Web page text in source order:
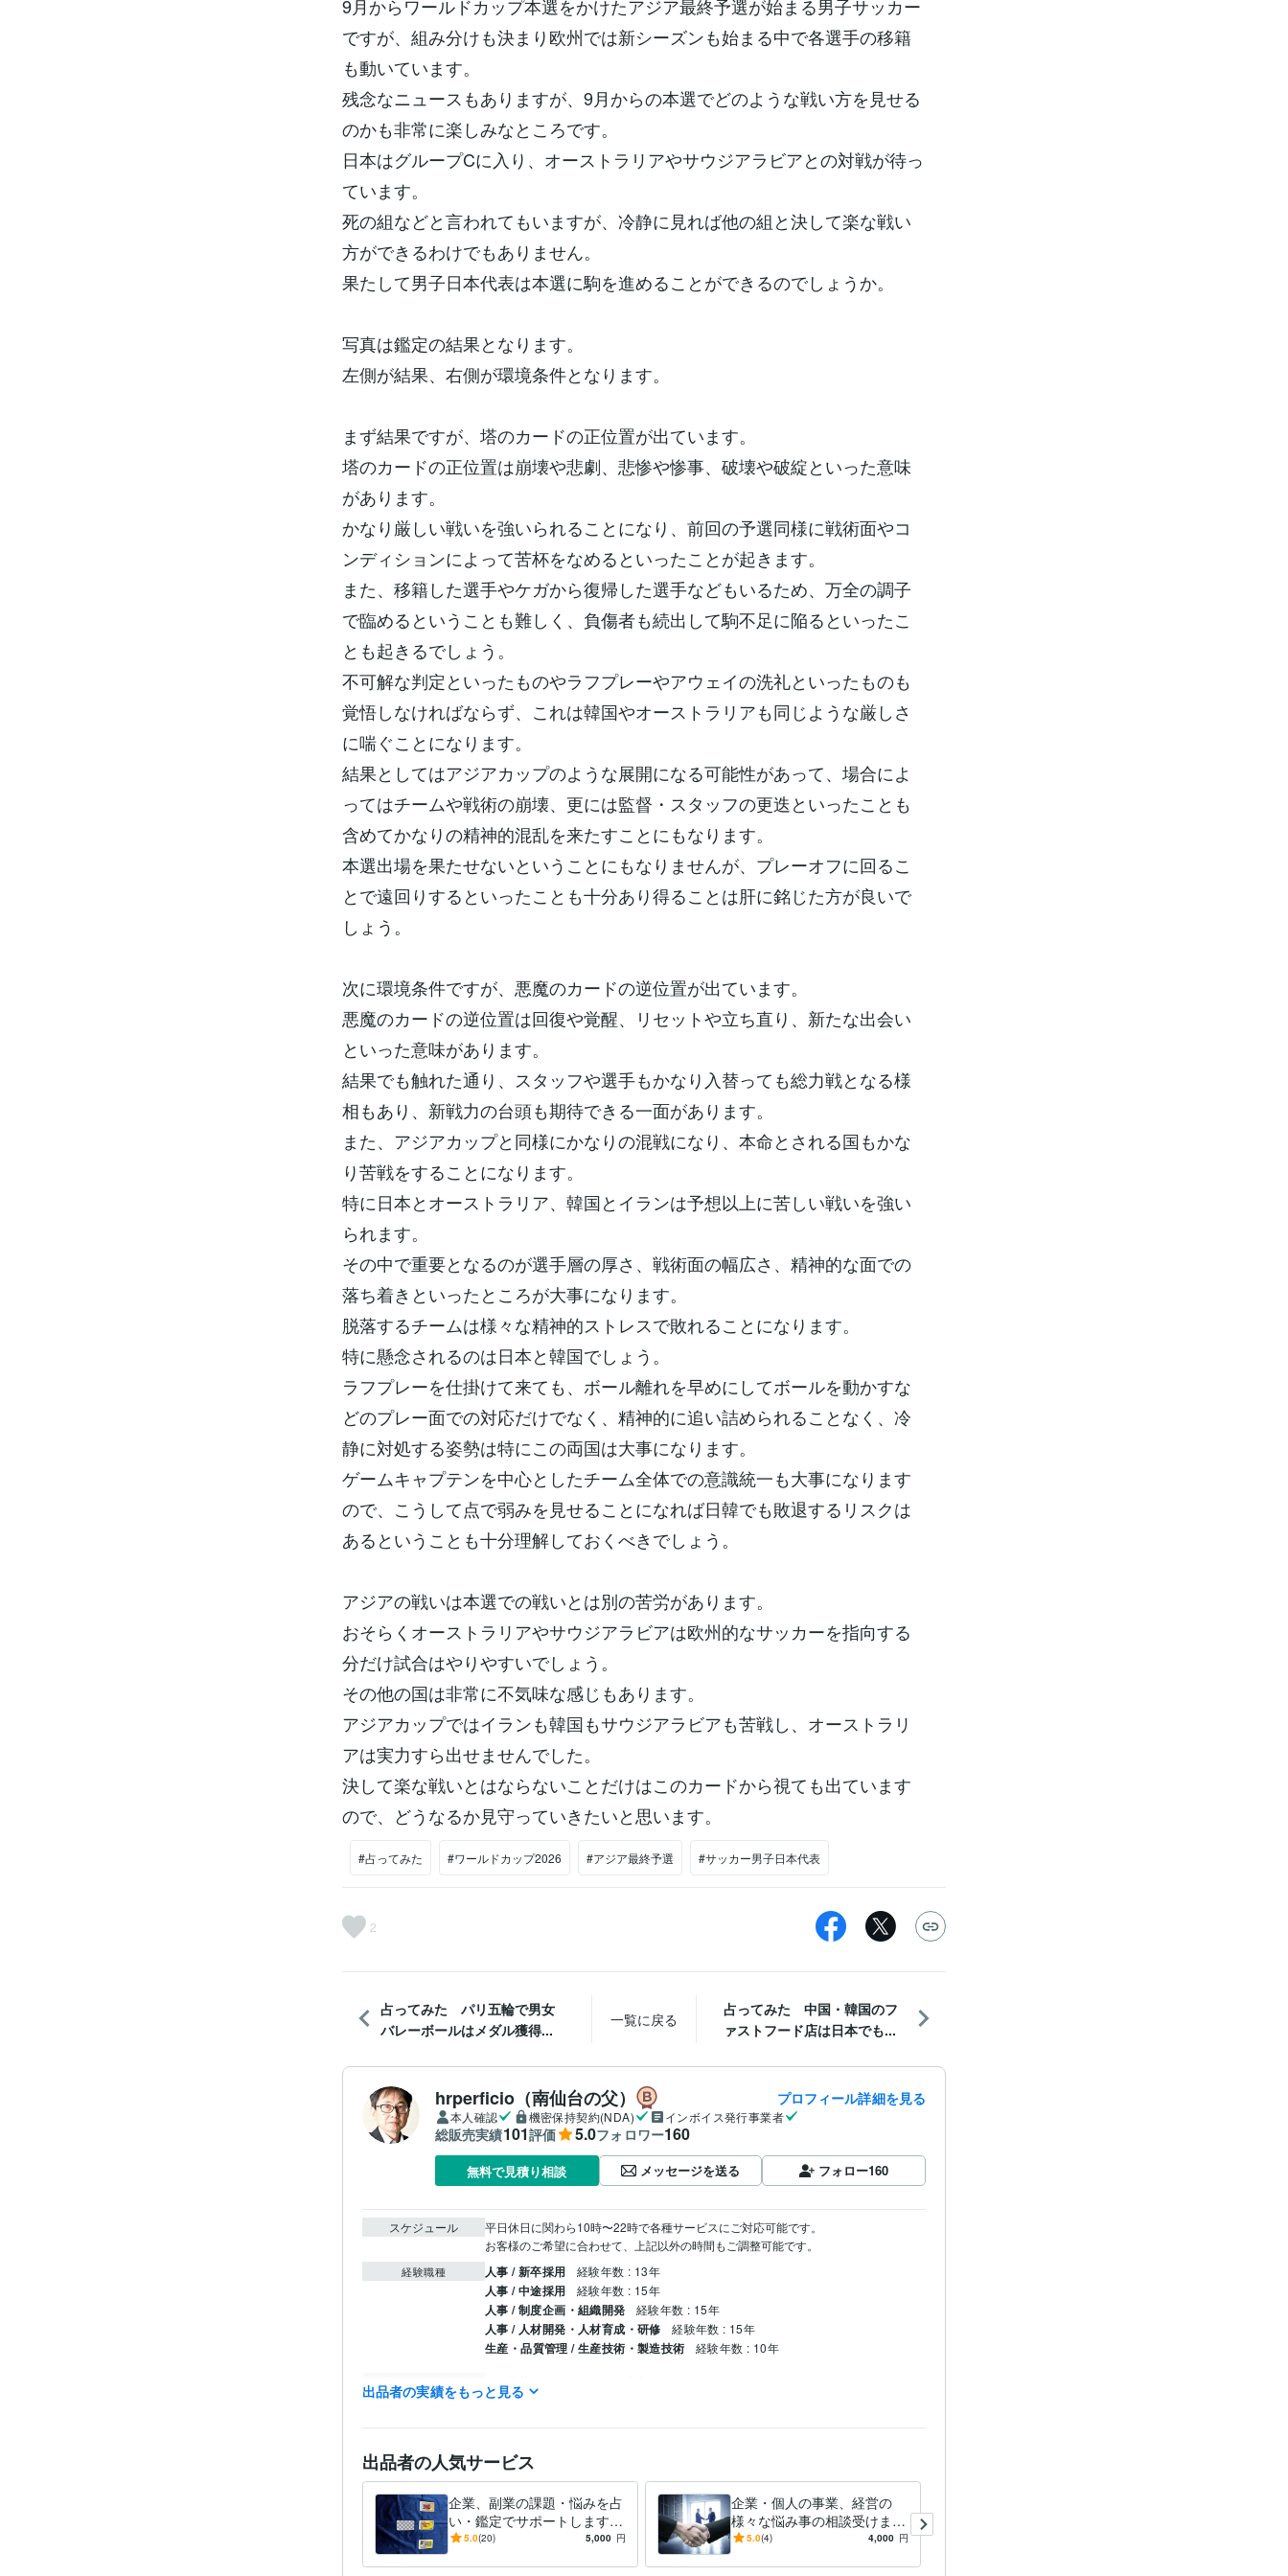
9月からワールドカップ本選をかけたアジア最終予選が始まる男子サッカー
ですが、組み分けも決まり欧州では新シーズンも始まる中で各選手の移籍
も動いています。
残念なニュースもありますが、9月からの本選でどのような戦い方を見せる
のかも非常に楽しみなところです。
日本はグループCに入り、オーストラリアやサウジアラビアとの対戦が待っ
ています。
死の組などと言われてもいますが、冷静に見れば他の組と決して楽な戦い
方ができるわけでもありません。
果たして男子日本代表は本選に駒を進めることができるのでしょうか。
写真は鑑定の結果となります。
左側が結果、右側が環境条件となります。
まず結果ですが、塔のカードの正位置が出ています。
塔のカードの正位置は崩壊や悲劇、悲惨や惨事、破壊や破綻といった意味
があります。
かなり厳しい戦いを強いられることになり、前回の予選同様に戦術面やコ
ンディションによって苦杯をなめるといったことが起きます。
また、移籍した選手やケガから復帰した選手などもいるため、万全の調子
で臨めるということも難しく、負傷者も続出して駒不足に陥るといったこ
とも起きるでしょう。
不可解な判定といったものやラフプレーやアウェイの洗礼といったものも
覚悟しなければならず、これは韓国やオーストラリアも同じような厳しさ
に喘ぐことになります。
結果としてはアジアカップのような展開になる可能性があって、場合によ
ってはチームや戦術の崩壊、更には監督・スタッフの更迭といったことも
含めてかなりの精神的混乱を来たすことにもなります。
本選出場を果たせないということにもなりませんが、プレーオフに回るこ
とで遠回りするといったことも十分あり得ることは肝に銘じた方が良いで
しょう。
次に環境条件ですが、悪魔のカードの逆位置が出ています。
悪魔のカードの逆位置は回復や覚醒、リセットや立ち直り、新たな出会い
といった意味があります。
結果でも触れた通り、スタッフや選手もかなり入替っても総力戦となる様
相もあり、新戦力の台頭も期待できる一面があります。
また、アジアカップと同様にかなりの混戦になり、本命とされる国もかな
り苦戦をすることになります。
特に日本とオーストラリア、韓国とイランは予想以上に苦しい戦いを強い
られます。
その中で重要となるのが選手層の厚さ、戦術面の幅広さ、精神的な面での
落ち着きといったところが大事になります。
脱落するチームは様々な精神的ストレスで敗れることになります。
特に懸念されるのは日本と韓国でしょう。
ラフプレーを仕掛けて来ても、ボール離れを早めにしてボールを動かすな
どのプレー面での対応だけでなく、精神的に追い詰められることなく、冷
静に対処する姿勢は特にこの両国は大事になります。
ゲームキャプテンを中心としたチーム全体での意識統一も大事になります
ので、こうして点で弱みを見せることになれば日韓でも敗退するリスクは
あるということも十分理解しておくべきでしょう。
アジアの戦いは本選での戦いとは別の苦労があります。
おそらくオーストラリアやサウジアラビアは欧州的なサッカーを指向する
分だけ試合はやりやすいでしょう。
その他の国は非常に不気味な感じもあります。
アジアカップではイランも韓国もサウジアラビアも苦戦し、オーストラリ
アは実力すら出せませんでした。
決して楽な戦いとはならないことだけはこのカードから視ても出ています
ので、どうなるか見守っていきたいと思います。
#占ってみた #ワールドカップ2026 #アジア最終予選 #サッカー男子日本代表
2
占ってみた パリ五輪で男女
バレーボールはメダル獲得...
一覧に戻る
占ってみた 中国・韓国のフ
ァストフード店は日本でも...
hrperficio（南仙台の父） プロフィール詳細を見る
本人確認 機密保持契約(NDA) インボイス発行事業者
総販売実績101評価 5.0フォロワー160
無料で見積り相談 メッセージを送る フォロー160
スケジュール
平日休日に関わら10時〜22時で各種サービスにご対応可能です。
お客様のご希望に合わせて、上記以外の時間もご調整可能です。
経験職種 人事 / 新卒採用 経験年数 : 13年
人事 / 中途採用 経験年数 : 15年
人事 / 制度企画・組織開発 経験年数 : 15年
人事 / 人材開発・人材育成・研修 経験年数 : 15年
生産・品質管理 / 生産技術・製造技術 経験年数 : 10年
得意分野 学習指導・資格・キャリア相談
仕事・人生の悩み
学歴 名古屋工業大学
出品者の実績をもっと見る
出品者の人気サービス
企業、副業の課題・悩みを占
い・鑑定でサポートします
重要な経営課題の悩みを占
5.0(20) 5,000 円
企業・個人の事業、経営の
様々な悩み事の相談受けます
コンサルタントとしてあなた
5.0(4) 4,000 円